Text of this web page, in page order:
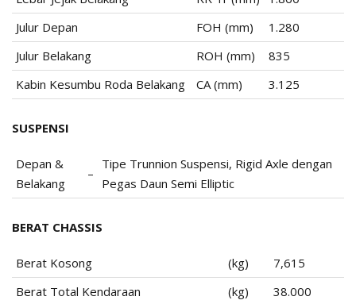
Julur Depan
FOH (mm)
1.280
Julur Belakang
ROH (mm)
835
Kabin Kesumbu Roda Belakang
CA (mm) 3.125
SUSPENSI
Depan &
Belakang
–
Tipe Trunnion Suspensi, Rigid Axle dengan
Pegas Daun Semi Elliptic
BERAT CHASSIS
Berat Kosong (kg)
7,615
Berat Total Kendaraan
(kg) 38.000